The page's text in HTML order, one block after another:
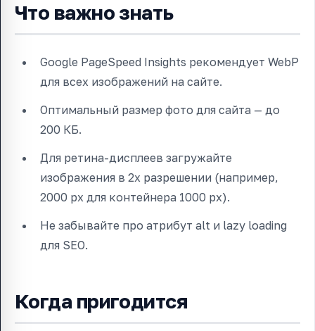
Что важно знать
Google PageSpeed Insights рекомендует WebP
для всех изображений на сайте.
Оптимальный размер фото для сайта — до
200 КБ.
Для ретина-дисплеев загружайте
изображения в 2x разрешении (например,
2000 px для контейнера 1000 px).
Не забывайте про атрибут alt и lazy loading
для SEO.
Когда пригодится